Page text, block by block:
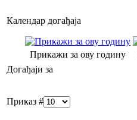
Календар догађаја
Прикажи за ову годину
Догађаји за
Приказ #